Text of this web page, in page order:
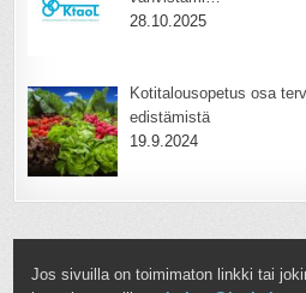
28.10.2025
Kotitalousopetus osa
edistämistä
19.9.2024
Jos sivuilla on toimimaton linkki tai